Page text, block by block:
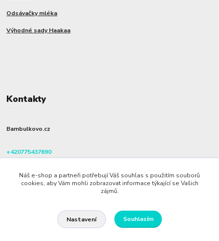
Odsávačky mléka
Výhodné sady Haakaa
Kontakty
Bambulkovo.cz
+420775437690
info@bambulkovo.cz
Náš e-shop a partneři potřebují Váš souhlas s použitím souborů
cookies, aby Vám mohli zobrazovat informace týkající se Vašich
zájmů.
Nastavení Souhlasím